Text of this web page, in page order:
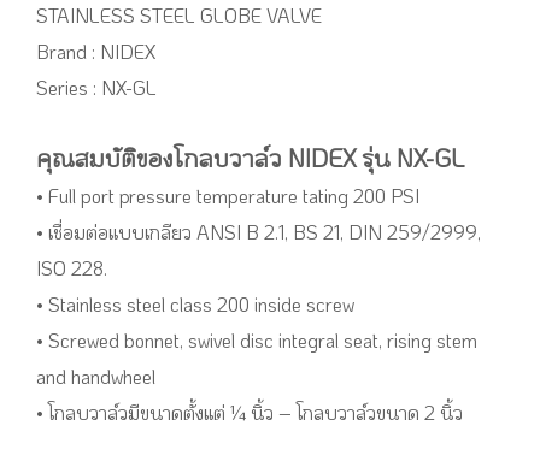
STAINLESS STEEL GLOBE VALVE
Brand : NIDEX
Series : NX-GL
คุณสมบัติของโกลบวาล์ว NIDEX รุ่น NX-GL
• Full port pressure temperature tating 200 PSI
• เชื่อมต่อแบบเกลียว ANSI B 2.1, BS 21, DIN 259/2999,
ISO 228.
• Stainless steel class 200 inside screw
• Screwed bonnet, swivel disc integral seat, rising stem
and handwheel
• โกลบวาล์วมีขนาดตั้งแต่ ¼ นิ้ว – โกลบวาล์วขนาด 2 นิ้ว